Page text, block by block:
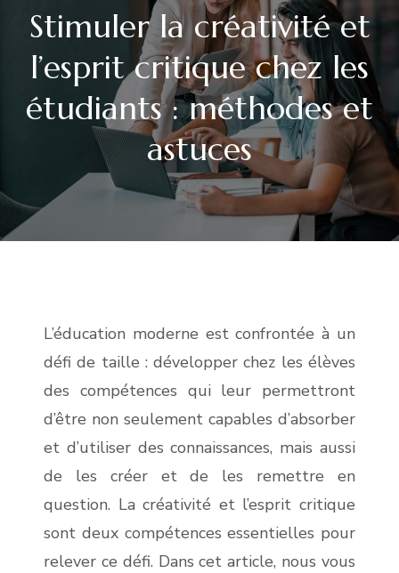
Stimuler la créativité et
l’esprit critique chez les
étudiants : méthodes et
astuces
L’éducation moderne est confrontée à un
défi de taille : développer chez les élèves
des compétences qui leur permettront
d’être non seulement capables d’absorber
et d’utiliser des connaissances, mais aussi
de les créer et de les remettre en
question. La créativité et l’esprit critique
sont deux compétences essentielles pour
relever ce défi. Dans cet article, nous vous